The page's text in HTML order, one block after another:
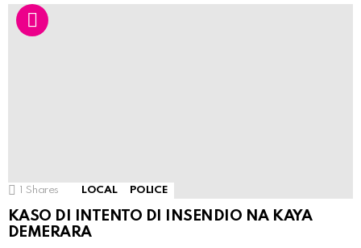
Shares LOCAL POLICE
KASO DI INTENTO DI INSENDIO NA KAYA
DEMERARA